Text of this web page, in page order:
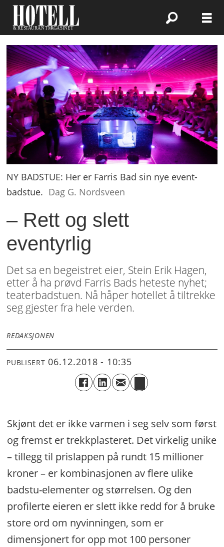
NY BADSTUE: Her er Farris Bad sin nye event-
badstue. Dag G. Nordsveen
– Rett og slett
eventyrlig
Det sa en begeistret eier, Stein Erik Hagen,
etter å ha prøvd Farris Bads heteste nyhet;
teaterbadstuen. Nå håper hotellet å tiltrekke
seg gjester fra hele verden.
REDAKSJONEN
PUBLISERT 06.12.2018 - 10:35
Skjønt det er ikke varmen i seg selv som først
og fremst er trekkplasteret. Det virkelig unike
– tillegg til prislappen på rundt 15 millioner
kroner – er kombinasjonen av flere ulike
badstu-elementer og størrelsen. Og den
profilerte eieren er slett ikke redd for å bruke
store ord om nyvinningen, som er
dimensjonert for opp mot 100 personer